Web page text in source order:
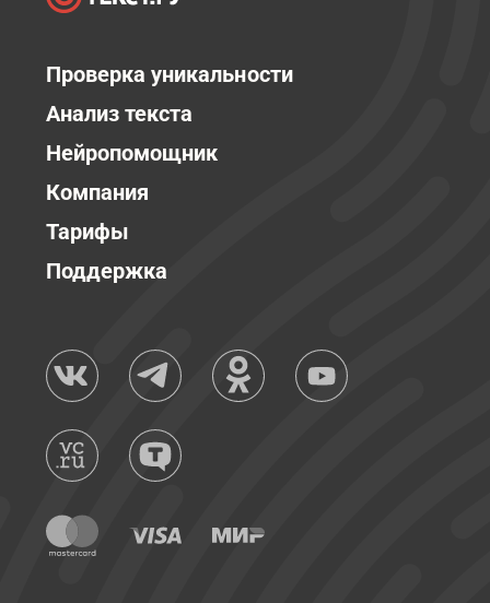
Проверка уникальности
Анализ текста
Нейропомощник
Компания
Тарифы
Поддержка